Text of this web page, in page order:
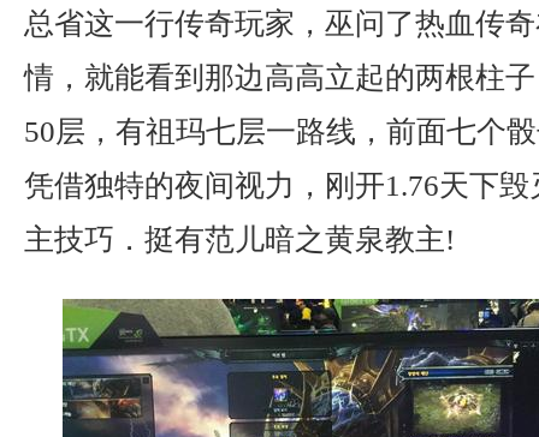
总省这一行传奇玩家，巫问了热血传
情，就能看到那边高高立起的两根柱
50层，有祖玛七层一路线，前面七个
凭借独特的夜间视力，刚开1.76天下
主技巧．挺有范儿暗之黄泉教主!